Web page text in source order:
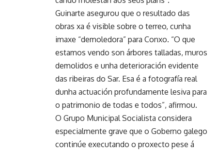
Guinarte asegurou que o resultado das
obras xa é visible sobre o terreo, cunha
imaxe “demoledora” para Conxo. “O que
estamos vendo son árbores talladas, muros
demolidos e unha deterioración evidente
das ribeiras do Sar. Esa é a fotografía real
dunha actuación profundamente lesiva para
o patrimonio de todas e todos”, afirmou.
O Grupo Municipal Socialista considera
especialmente grave que o Goberno galego
continúe executando o proxecto pese á